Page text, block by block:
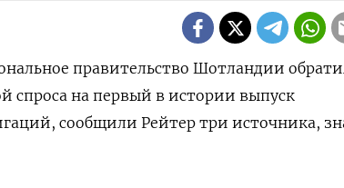
правительство Шотландии
спроса на первый в истории выпуск
сообщили ​Рейтер три ⁠источника,